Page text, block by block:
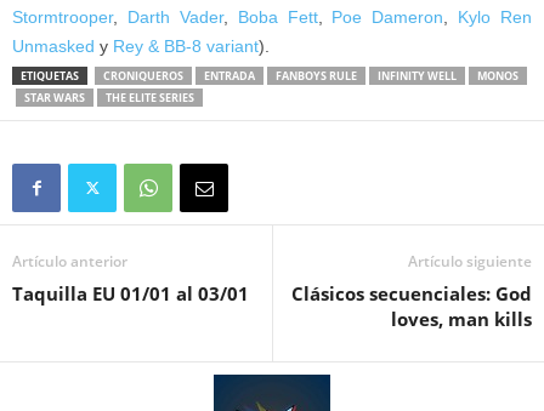
Stormtrooper, Darth Vader, Boba Fett, Poe Dameron, Kylo Ren
Unmasked y Rey & BB-8 variant).
ETIQUETAS CRONIQUEROS ENTRADA FANBOYS RULE INFINITY WELL
MONOS
STAR WARS
THE ELITE SERIES
Artículo anterior
Taquilla EU 01/01 al 03/01
Artículo siguiente
Clásicos secuenciales: God
loves, man kills